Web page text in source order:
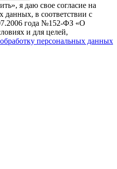
я даю свое согласие на
данных, в соответствии с
года №152-ФЗ «О
и для целей,
персональных данных